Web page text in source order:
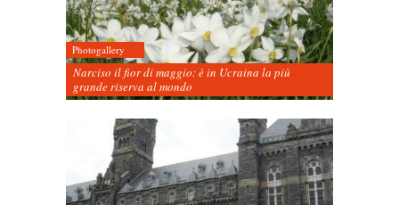
Photogallery
Narciso il fior di maggio: è in Ucraina la più
grande riserva al mondo